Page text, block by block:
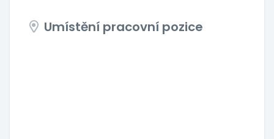
Umístění pracovní pozice